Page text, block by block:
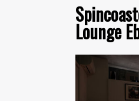
Lounge